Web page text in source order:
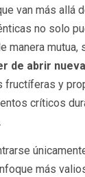
van más allá
no solo
manera mutua,
de abrir
fructíferas y
críticos
más